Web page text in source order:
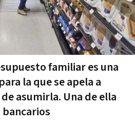
familiar es una
la que se apela a
asumirla. Una de ella
bancarios